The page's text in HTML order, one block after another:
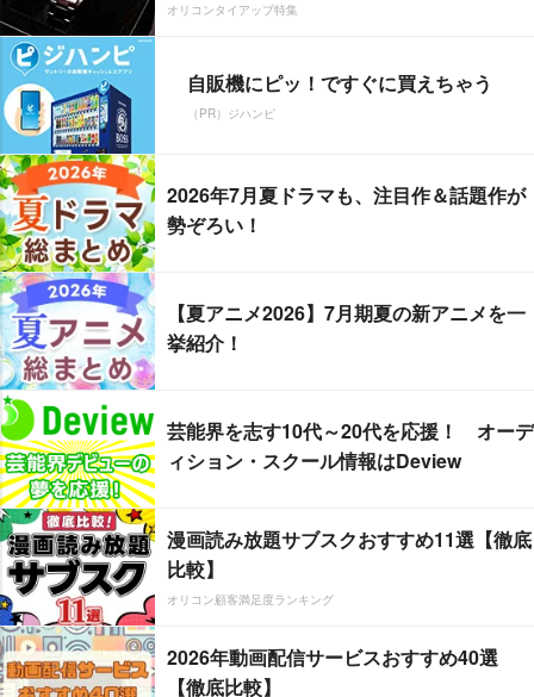
オリコンタイアップ特集
自販機にピッ！ですぐに買えちゃう
（PR）ジハンピ
2026年7月夏ドラマも、注目作＆話題作が
勢ぞろい！
【夏アニメ2026】7月期夏の新アニメを一
挙紹介！
芸能界を志す10代～20代を応援！ オーデ
ィション・スクール情報はDeview
漫画読み放題サブスクおすすめ11選【徹底
比較】
オリコン顧客満足度ランキング
2026年動画配信サービスおすすめ40選
【徹底比較】